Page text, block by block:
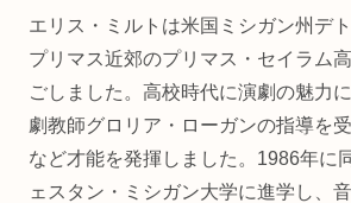
エリス・ミルトは米国ミシガン州デ
プリマス近郊のプリマス・セイラム
ごしました。高校時代に演劇の魅力
劇教師グロリア・ローガンの指導を
など才能を発揮しました。1986年に
ェスタン・ミシガン大学に進学し、